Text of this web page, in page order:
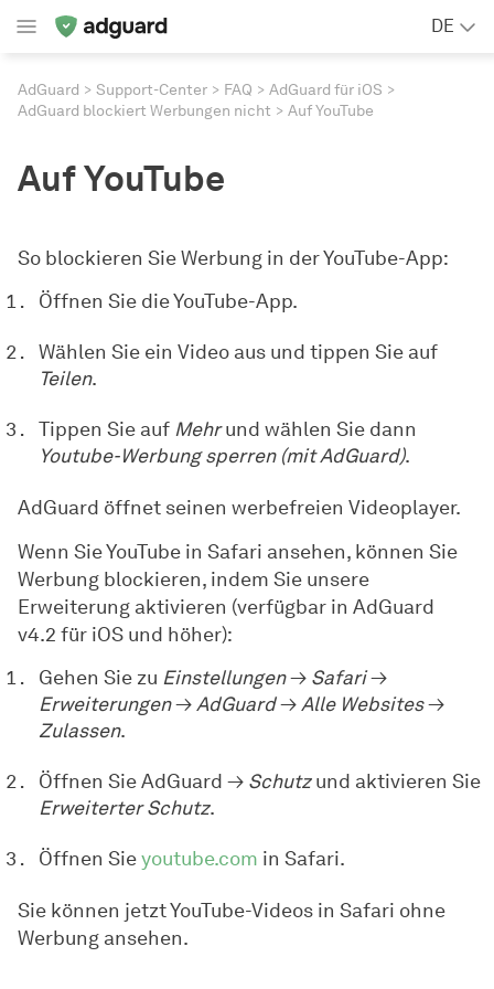
DE
AdGuard Support-Center FAQ
AdGuard für iOS
AdGuard blockiert Werbungen nicht
Auf YouTube
Auf YouTube
So blockieren Sie Werbung in der YouTube-App:
Öffnen Sie die YouTube-App.
Wählen Sie ein Video aus und tippen Sie auf
Teilen.
Tippen Sie auf Mehrund wählen Sie dann
Youtube-Werbung sperren (mit AdGuard).
AdGuard öffnet seinen werbefreien Videoplayer.
Wenn Sie YouTube in Safari ansehen, können Sie
Werbung blockieren, indem Sie unsere
Erweiterung aktivieren (verfügbar in AdGuard
v4.2 für iOS und höher):
Gehen Sie zu Einstellungen→ Safari→
Erweiterungen→ AdGuard→ Alle Websites→
Zulassen.
Öffnen Sie AdGuard → Schutzund aktivieren Sie
Erweiterter Schutz.
Öffnen Sieyoutube.com in Safari.
Sie können jetzt YouTube-Videos in Safari ohne
Werbung ansehen.